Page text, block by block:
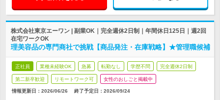
株式会社東京エーワン | 副業OK｜完全週休2日制｜年間休日125日｜週2回
在宅ワークOK
理美容品の専門商社で挑戦【商品発注・在庫戦略】★管理職候補
正社員 業種未経験OK 急募 転勤なし 学歴不問 完全週休2日制
第二新卒歓迎 リモートワーク可 女性のおしごと掲載中
情報更新日：2026/06/26 終了予定日： 2026/09/24